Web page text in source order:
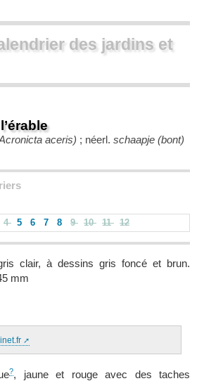
des jardins et
aceris) ; néerl. schaapje (bont)
4 5 6 7 8 9 10 11 12
clair, à dessins gris foncé et brun.
mm
?, jaune et rouge avec des taches